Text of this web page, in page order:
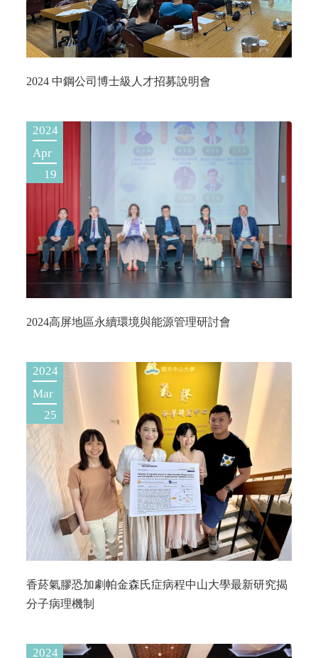
2024 中鋼公司博士級人才招募說明會
2024
Apr
19
2024高屏地區永續環境與能源管理研討會
2024
Mar
25
香菸氣膠恐加劇帕金森氏症病程中山大學最新研究揭
分子病理機制
2024